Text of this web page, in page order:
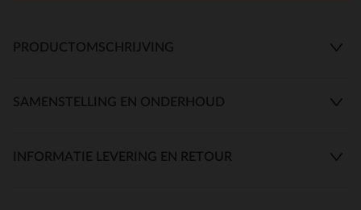
PRODUCTOMSCHRIJVING
SAMENSTELLING EN ONDERHOUD
INFORMATIE LEVERING EN RETOUR